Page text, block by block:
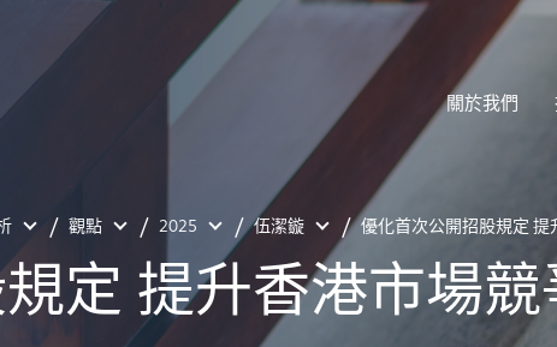
關於我們
觀點 2025 伍潔鏇 優化首次公開招股規定 提
定 提升香港市場